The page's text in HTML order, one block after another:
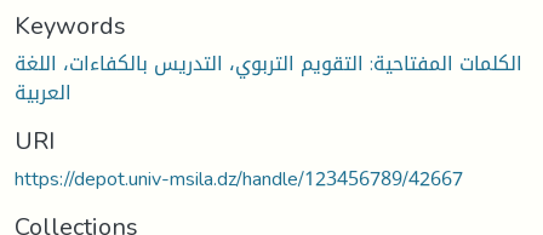
Keywords
الكلمات المفتاحية: التقويم التربوي، التدريس بالكفاءات، اللغة
العربية
URI
https://depot.univ-msila.dz/handle/123456789/42667